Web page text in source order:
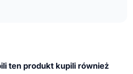
ten produkt kupili również